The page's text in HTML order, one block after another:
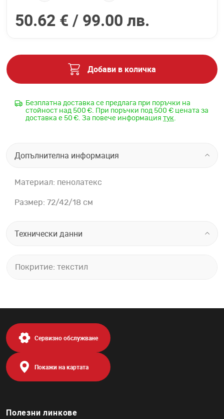
50.62 € / 99.00 лв.
Добави в количка
Безплатна доставка се предлага при поръчки на
стойност над 500 €. При поръчки под 500 € цената за
доставка е 50 €. За повече информация тук.
Допълнителна информация
Материал: пенолатекс
Размер: 72/42/18 см
Технически данни
Покритие: текстил
Полезни линкове
Сервизно обслужване
Покажи на картата